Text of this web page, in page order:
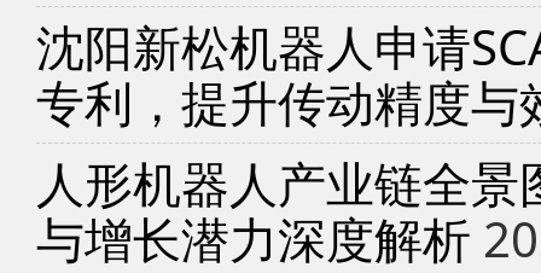
沈阳新松机器人申请
专利，提升传动精度与
人形机器人产业链全
与增长潜力深度解析